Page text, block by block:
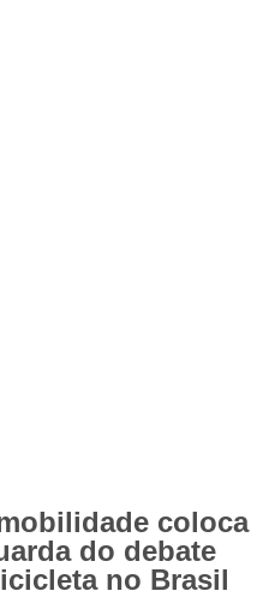
coloca
do debate
no Brasil